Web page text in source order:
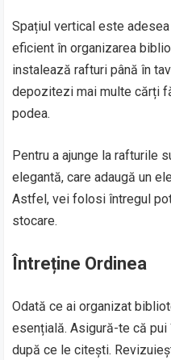
Spațiul vertical este
eficient în organizarea
instalează rafturi până în
depozitezi mai multe cărți
podea.
Pentru a ajunge la rafturile
elegantă, care adaugă un
Astfel, vei folosi întregul
stocare.
Întreține Ordinea
Odată ce ai organizat
esențială. Asigură-te că
după ce le citești.